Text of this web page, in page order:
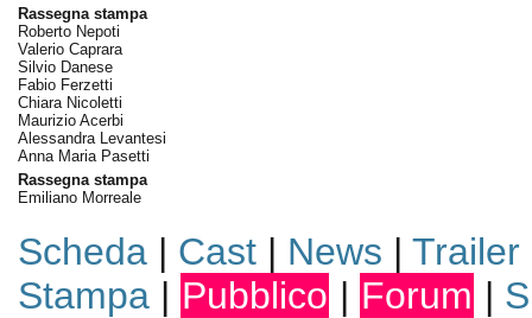
Rassegna stampa
Roberto Nepoti
Valerio Caprara
Silvio Danese
Fabio Ferzetti
Chiara Nicoletti
Maurizio Acerbi
Alessandra Levantesi
Anna Maria Pasetti
Rassegna stampa
Emiliano Morreale
Scheda| Cast| News | Trailer
Stampa| Pubblico | Forum |